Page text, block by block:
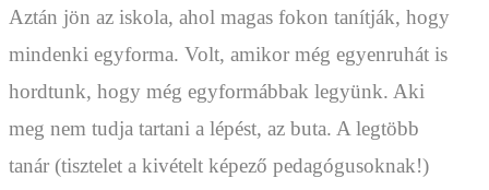
Aztán jön az iskola, ahol magas fokon tanítják, hogy
mindenki egyforma. Volt, amikor még egyenruhát is
hordtunk, hogy még egyformábbak legyünk. Aki
meg nem tudja tartani a lépést, az buta. A legtöbb
tanár (tisztelet a kivételt képező pedagógusoknak!)